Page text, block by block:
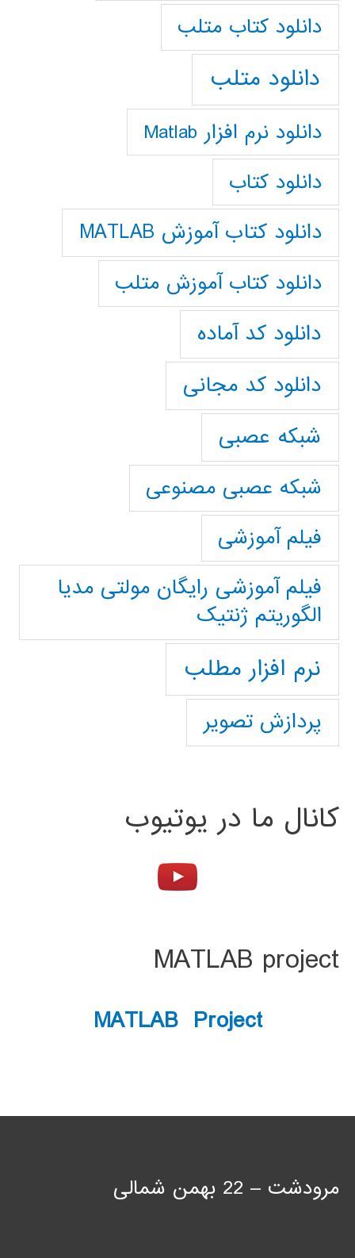
دانلود كتاب متلب
دانلود متلب
دانلود نرم افزار Matlab
دانلود کتاب
دانلود کتاب آموزش MATLAB
دانلود کتاب آموزش متلب
دانلود کد آماده
دانلود کد مجانی
شبکه عصبی
شبکه عصبی مصنوعی
فیلم آموزشی
فیلم آموزشی رایگان مولتی مدیا
الگوریتم ژنتیک
نرم افزار مطلب
پردازش تصویر
کانال ما در یوتیوب
MATLAB project
MATLAB Project
مرودشت – 22 بهمن شمالی